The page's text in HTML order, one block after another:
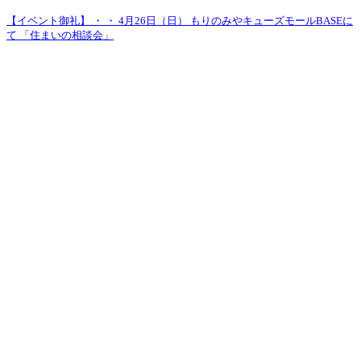
【イベント御礼】 ・ ・ 4月26日（日） もりのみやキューズモールBASEに
て 「住まいの相談会」